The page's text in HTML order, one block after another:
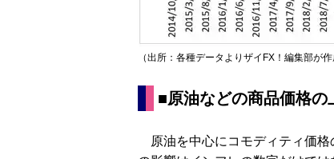
（出所：各種データよりザイFX！編集部が作
■原油などの商品価格
原油を中心にコモディティ価格